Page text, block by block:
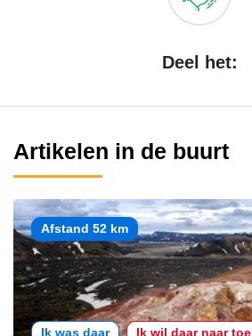
Deel het:
Artikelen in de buurt
Afstand 52 km
Ik was daar Ik wil daar naar toe